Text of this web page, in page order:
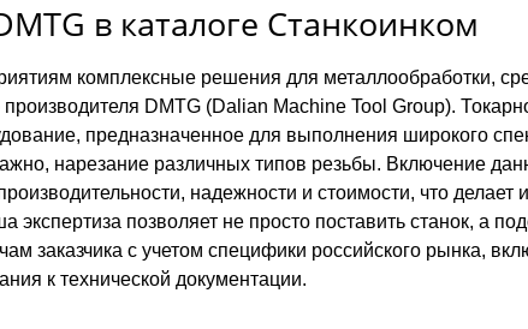
в каталоге Станкоинком
комплексные решения для металлообработки,
DMTG (Dalian Machine Tool Group).
предназначенное для выполнения широкого
нарезание различных типов резьбы. Включение
надежности и стоимости, что делает
позволяет не просто поставить станок, а
заказчика с учетом специфики российского рынка,
к технической документации.